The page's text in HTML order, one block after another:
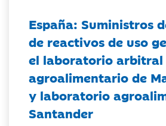
España: Suministros
de reactivos de uso
el laboratorio arbitral
agroalimentario de
y laboratorio
Santander